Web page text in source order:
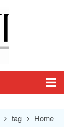
Home
tag